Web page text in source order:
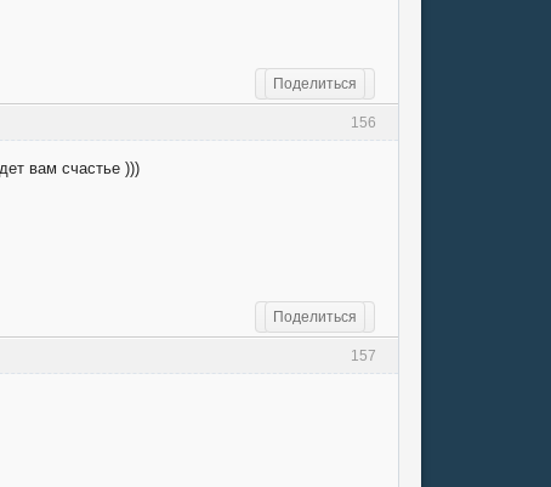
Поделиться
156
вам счастье )))
Поделиться
157